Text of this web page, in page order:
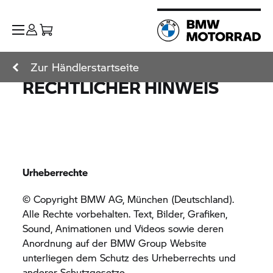
Zur Händlerstartseite
RECHTLICHER HINWEIS
Urheberrechte
© Copyright BMW AG, München (Deutschland).
Alle Rechte vorbehalten. Text, Bilder, Grafiken,
Sound, Animationen und Videos sowie deren
Anordnung auf der BMW Group Website
unterliegen dem Schutz des Urheberrechts und